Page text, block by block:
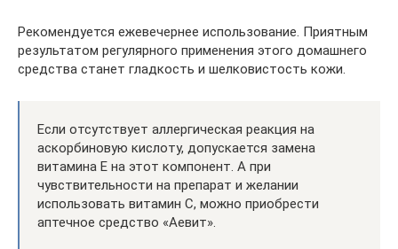
Рекомендуется ежевечернее использование. Приятным
результатом регулярного применения этого домашнего
средства станет гладкость и шелковистость кожи.
Если отсутствует аллергическая реакция на
аскорбиновую кислоту, допускается замена
витамина Е на этот компонент. А при
чувствительности на препарат и желании
использовать витамин С, можно приобрести
аптечное средство «Аевит».